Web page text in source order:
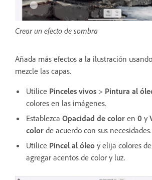
Crear un efecto de sombra
Añada más efectos a la ilustración usando
mezcle las capas.
Utilice Pinceles vivos > Pintura al
colores en las imágenes.
Establezca Opacidad de color en 0 y
color de acuerdo con sus necesidades.
Utilice Pincel al óleo y elija colores
agregar acentos de color y luz.